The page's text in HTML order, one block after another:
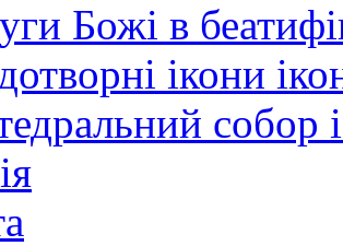
Божі в
ікони
собор